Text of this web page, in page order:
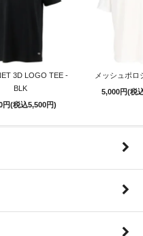
3D LOGO TEE -
BLK
円(税込5,500円)
メッシュポロ
5,000円(税